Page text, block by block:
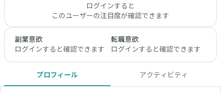
ログインすると
このユーザーの注目度が確認できます
副業意欲
ログインすると確認できます
転職意欲
ログインすると確認できます
プロフィール アクティビティ